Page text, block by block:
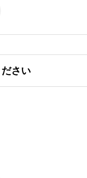
さい